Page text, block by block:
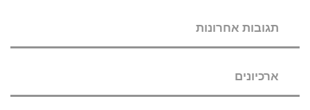
תגובות אחרונות
ארכיונים